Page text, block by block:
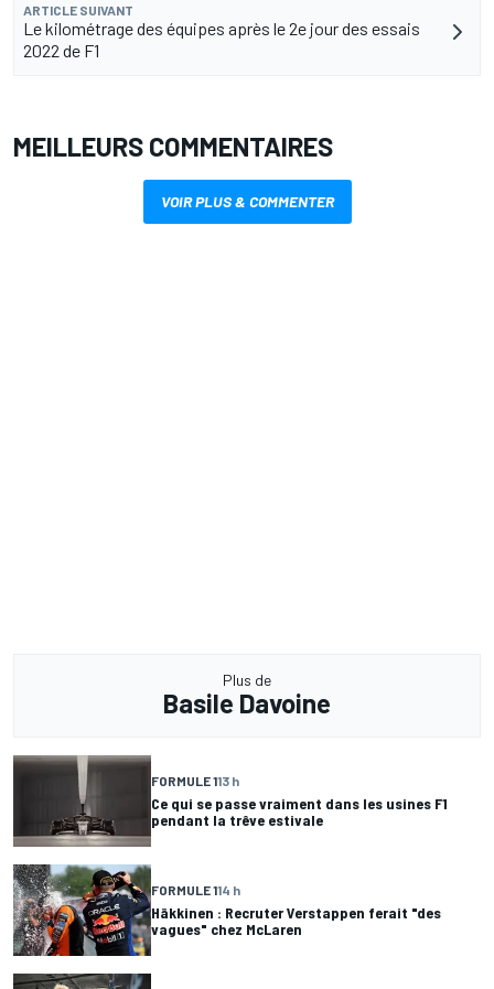
ARTICLE SUIVANT
Le kilométrage des équipes après le 2e jour des essais
2022 de F1
MEILLEURS COMMENTAIRES
VOIR PLUS & COMMENTER
Plus de
Basile Davoine
FORMULE 113 h
Ce qui se passe vraiment dans les usines F1
pendant la trêve estivale
FORMULE 114 h
Häkkinen : Recruter Verstappen ferait "des
vagues" chez McLaren